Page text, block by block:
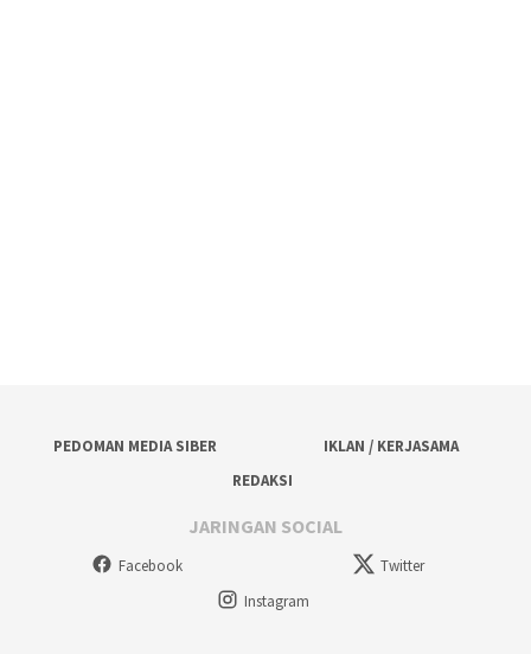
PEDOMAN MEDIA SIBER
IKLAN / KERJASAMA
REDAKSI
JARINGAN SOCIAL
Facebook
Twitter
Instagram